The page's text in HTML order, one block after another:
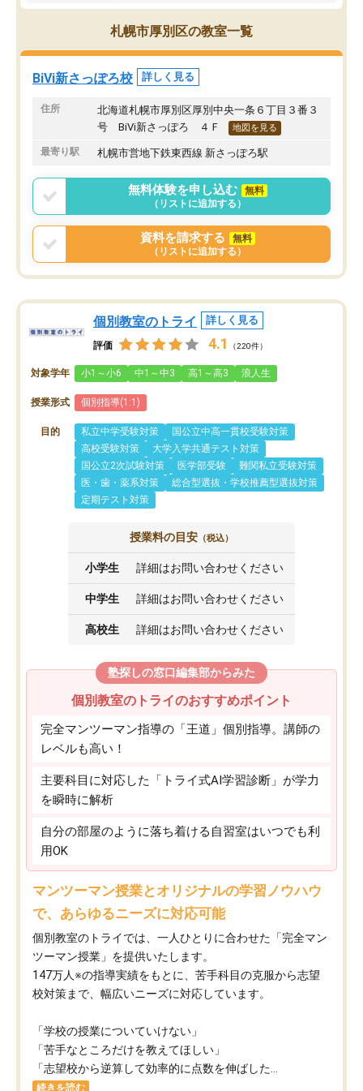
導、あるいは勉強を見てあげなけれ
ば、結果は伴わないかなと思います(こ
れはどの英会話教室でも同じかもしれ
ませんが…)
ただ、教室はウェルカムな雰囲気で明
るく、親子共々入室しやすい雰囲気で
す。
今後、学校でも英会話の授業が本格化
でも先取りできることを期待します。
レッスンで生徒同士で簡
習をしたりしました。高
らは、大人もいる授業に
式は中学の時と同じもの
札幌市厚別区の教室一覧
BiVi新さっぽろ校 詳しく見る
住所
北海道札幌市厚別区厚別中央一条６丁目３番３
号 BiVi新さっぽろ ４Ｆ
地図を見る
最寄り駅 札幌市営地下鉄東西線 新さっぽろ駅
無料体験を申し込む
無料
（リストに追加する）
資料を請求する
無料
（リストに追加する）
個別教室のトライ 詳しく見る
評価 4.1 （220件）
対象学年 小1～小6 中1～中3 高1～高3 浪人生
授業形式 個別指導(1:1)
目的 私立中学受験対策
国公立中高一貫校受験対策
高校受験対策
大学入学共通テスト対策
国公立2次試験対策
医学部受験
難関私立受験対策
医・歯・薬系対策
総合型選抜・学校推薦型選抜対策
定期テスト対策
授業料の目安 （税込）
小学生 詳細はお問い合わせください
中学生 詳細はお問い合わせください
高校生 詳細はお問い合わせください
塾探しの窓口編集部からみた
個別教室のトライのおすすめポイント
完全マンツーマン指導の「王道」個別指導。講師の
レベルも高い！
主要科目に対応した「トライ式AI学習診断」が学力
を瞬時に解析
自分の部屋のように落ち着ける自習室はいつでも利
用OK
マンツーマン授業とオリジナルの学習ノウハウ
で、あらゆるニーズに対応可能
個別教室のトライでは、一人ひとりに合わせた「完全マン
ツーマン授業」を提供いたします。​
147万人※の指導実績をもとに、苦手科目の克服から志望
校対策まで、幅広いニーズに対応しています。​
「学校の授業についていけない」​
「苦手なところだけを教えてほしい」​
「志望校から逆算して効率的に点数を伸ばした...
続きを読む